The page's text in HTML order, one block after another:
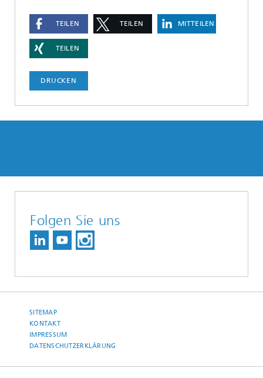
TEILEN TEILEN MITTEILEN
TEILEN
DRUCKEN
Folgen Sie uns
SITEMAP
KONTAKT
IMPRESSUM
DATENSCHUTZERKLÄRUNG